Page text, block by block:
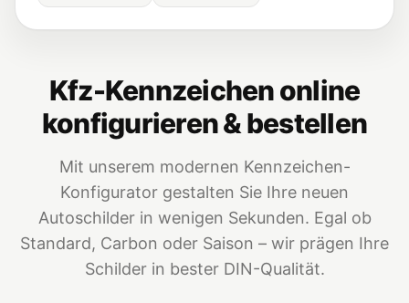
Kfz-Kennzeichen online
konfigurieren & bestellen
Mit unserem modernen Kennzeichen-
Konfigurator gestalten Sie Ihre neuen
Autoschilder in wenigen Sekunden. Egal ob
Standard, Carbon oder Saison – wir prägen Ihre
Schilder in bester DIN-Qualität.